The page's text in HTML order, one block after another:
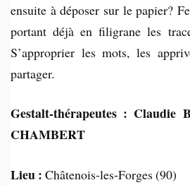
ensuite à déposer sur le papier?
portant déjà en filigrane les
S’approprier les mots, les
partager.
Gestalt-thérapeutes : Claudie
CHAMBERT
Lieu : Châtenois-les-Forges (90)